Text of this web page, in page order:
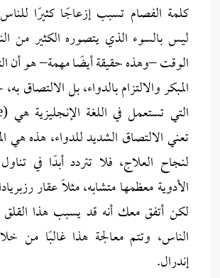
كلمة الفصام تسبب إزعاجًا كثيرًا
ليس بالسوء الذي يتصوره الكثير من
الوقت –وهذه حقيقة أيضًا مهمة– هو أن
المبكر والالتزام بالدواء، بل الالتصاق
تعني الالتصاق الشديد للدواء، هذه هي
لنجاح العلاج، فلا تتردد أبدًا في
الأدوية معظمها متشابه، مثلاً عقار
لكن أتفق معك أنه قد يسبب هذا
الناس، وتتم معالجة هذا غالبًا من
إندرال.